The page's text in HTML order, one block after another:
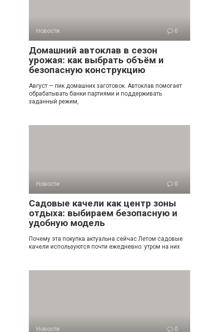
Новости 0
Домашний автоклав в сезон
урожая: как выбрать объём и
безопасную конструкцию
Август — пик домашних заготовок. Автоклав помогает
обрабатывать банки партиями и поддерживать
заданный режим,
Новости 0
Садовые качели как центр зоны
отдыха: выбираем безопасную и
удобную модель
Почему эта покупка актуальна сейчас Летом садовые
качели используются почти ежедневно: утром на них
Новости 0